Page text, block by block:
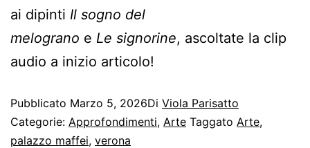
ai dipinti Il sogno del
melograno e Le signorine, ascoltate la clip
audio a inizio articolo!
Pubblicato Marzo 5, 2026Di Viola Parisatto
Categorie: Approfondimenti, Arte Taggato Arte,
palazzo maffei, verona